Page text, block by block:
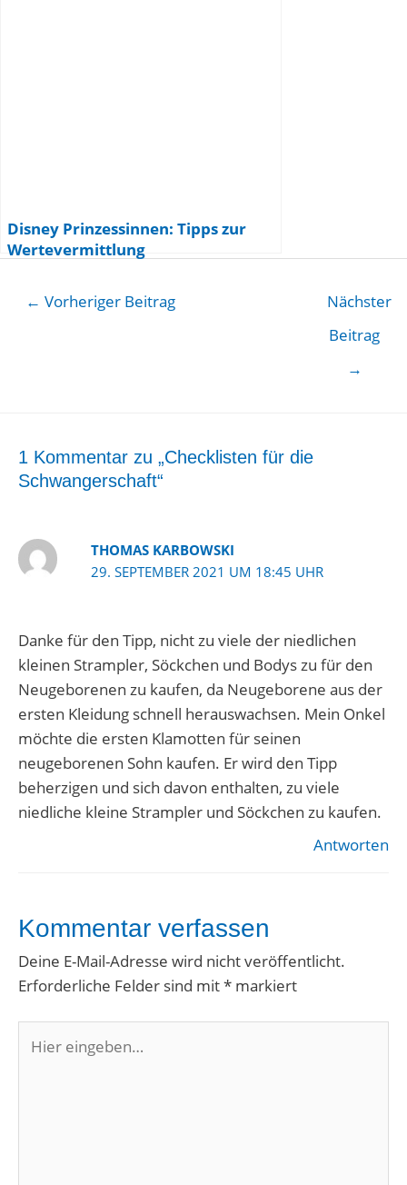
Disney Prinzessinnen: Tipps zur
Wertevermittlung
← Vorheriger Beitrag
Nächster
Beitrag
→
1 Kommentar zu „Checklisten für die
Schwangerschaft“
THOMAS KARBOWSKI
29. SEPTEMBER 2021 UM 18:45 UHR
Danke für den Tipp, nicht zu viele der niedlichen
kleinen Strampler, Söckchen und Bodys zu für den
Neugeborenen zu kaufen, da Neugeborene aus der
ersten Kleidung schnell herauswachsen. Mein Onkel
möchte die ersten Klamotten für seinen
neugeborenen Sohn kaufen. Er wird den Tipp
beherzigen und sich davon enthalten, zu viele
niedliche kleine Strampler und Söckchen zu kaufen.
Antworten
Kommentar verfassen
Deine E-Mail-Adresse wird nicht veröffentlicht.
Erforderliche Felder sind mit* markiert
eingeben…